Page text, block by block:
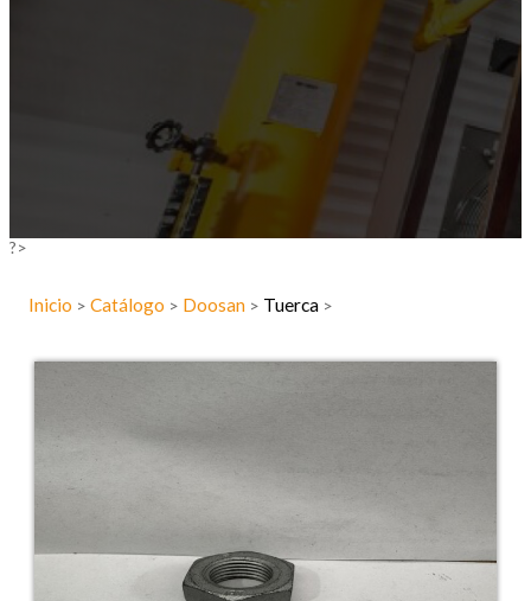
?>
Inicio > Catálogo > Doosan > Tuerca >